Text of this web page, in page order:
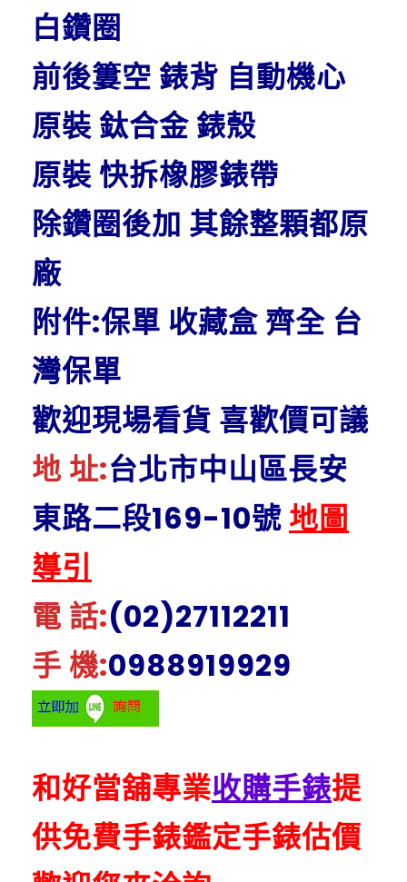
白鑽圈
前後簍空 錶背 自動機心
原裝 鈦合金 錶殼
原裝 快拆橡膠錶帶
除鑽圈後加 其餘整顆都原
廠
附件:保單 收藏盒 齊全 台
灣保單
歡迎現場看貨 喜歡價可議
地 址:台北市中山區長安
東路二段169-10號 地圖
導引
電 話:(02)27112211
手 機:0988919929
和好當舖專業收購手錶提
供免費手錶鑑定手錶估價